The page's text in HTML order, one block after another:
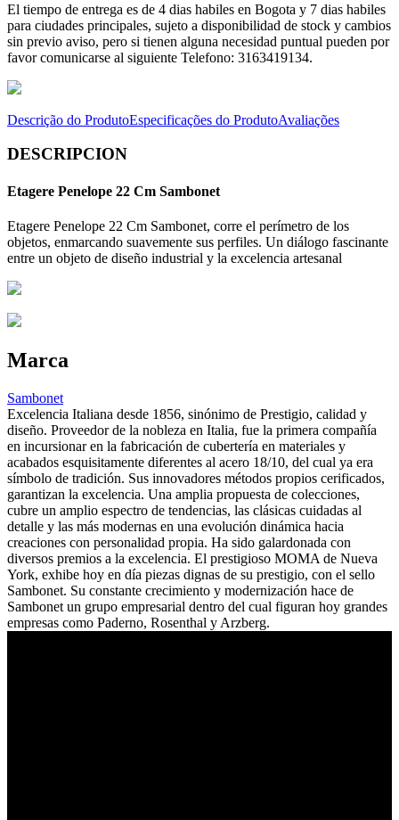
El tiempo de entrega es de 4 dias habiles en Bogota y 7 dias habiles
para ciudades principales, sujeto a disponibilidad de stock y cambios
sin previo aviso, pero si tienen alguna necesidad puntual pueden por
favor comunicarse al siguiente Telefono: 3163419134.
Descrição do ProdutoEspecificações do ProdutoAvaliações
DESCRIPCION
Etagere Penelope 22 Cm Sambonet
Etagere Penelope 22 Cm Sambonet, corre el perímetro de los
objetos, enmarcando suavemente sus perfiles. Un diálogo fascinante
entre un objeto de diseño industrial y la excelencia artesanal
Marca
Sambonet
Excelencia Italiana desde 1856, sinónimo de Prestigio, calidad y
diseño. Proveedor de la nobleza en Italia, fue la primera compañía
en incursionar en la fabricación de cubertería en materiales y
acabados esquisitamente diferentes al acero 18/10, del cual ya era
símbolo de tradición. Sus innovadores métodos propios cerificados,
garantizan la excelencia. Una amplia propuesta de colecciones,
cubre un amplio espectro de tendencias, las clásicas cuidadas al
detalle y las más modernas en una evolución dinámica hacia
creaciones con personalidad propia. Ha sido galardonada con
diversos premios a la excelencia. El prestigioso MOMA de Nueva
York, exhibe hoy en día piezas dignas de su prestigio, con el sello
Sambonet. Su constante crecimiento y modernización hace de
Sambonet un grupo empresarial dentro del cual figuran hoy grandes
empresas como Paderno, Rosenthal y Arzberg.